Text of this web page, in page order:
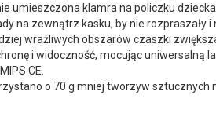
umieszczona klamra na policzku
na zewnątrz kasku, by nie rozpraszały i
wrażliwych obszarów czaszki
i widoczność, mocując uniwersalną
CE.
o 70 g mniej tworzyw sztucznych